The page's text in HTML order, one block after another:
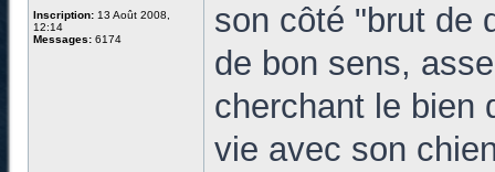
Inscription: 13 Août 2008,
12:14
Messages: 6174
son côté "brut de
de bon sens,
cherchant le bien
vie avec son